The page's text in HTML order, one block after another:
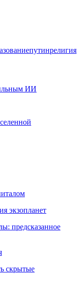
путинрелигия
ИИ
экзопланет
предсказанное
скрытые